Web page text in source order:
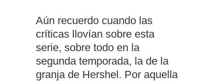
Aún recuerdo cuando las
críticas llovían sobre esta
serie, sobre todo en la
segunda temporada, la de la
granja de Hershel. Por aquella